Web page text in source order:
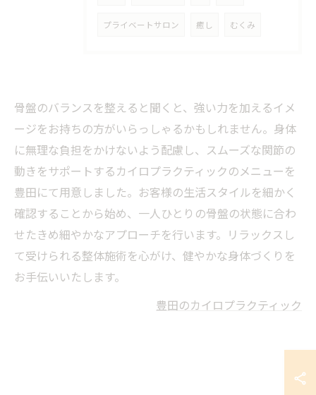
プライベートサロン 癒し むくみ
骨盤のバランスを整えると聞くと、強い力を加えるイメ
ージをお持ちの方がいらっしゃるかもしれません。身体
に無理な負担をかけないよう配慮し、スムーズな関節の
動きをサポートするカイロプラクティックのメニューを
豊田にて用意しました。お客様の生活スタイルを細かく
確認することから始め、一人ひとりの骨盤の状態に合わ
せたきめ細やかなアプローチを行います。リラックスし
て受けられる整体施術を心がけ、健やかな身体づくりを
お手伝いいたします。
豊田のカイロプラクティック